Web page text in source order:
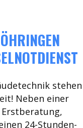
stehen
Neben einer
24-Stunden-